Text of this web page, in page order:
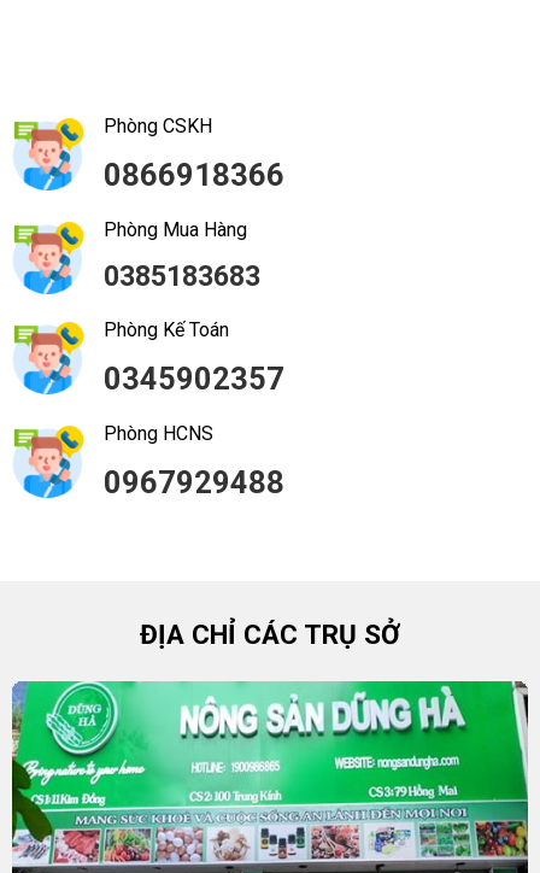
Phòng CSKH
0866918366
Phòng Mua Hàng
0385183683
Phòng Kế Toán
0345902357
Phòng HCNS
0967929488
ĐỊA CHỈ CÁC TRỤ SỞ